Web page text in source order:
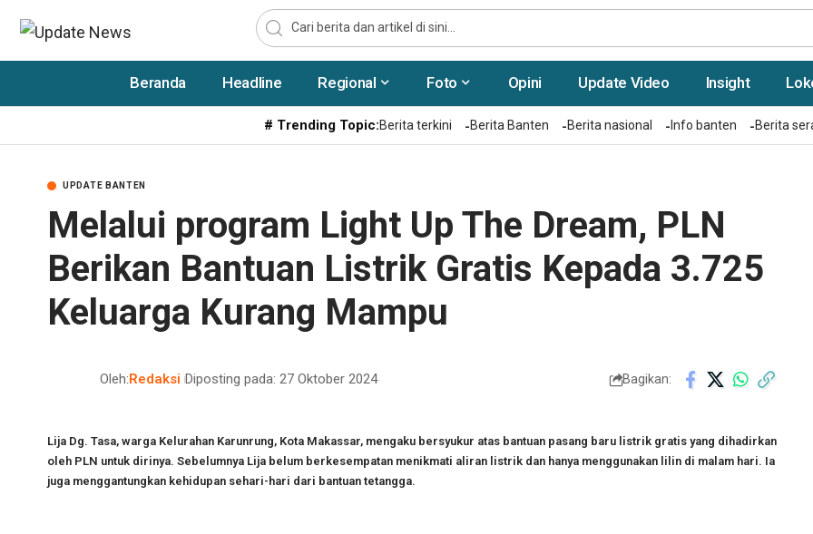
Beranda Headline Regional Foto Opini Update Video Insight
# Trending Topic:Berita terkini Berita Banten Berita nasional Info banten Berita
UPDATE BANTEN
Melalui program Light Up The Dream, PLN
Berikan Bantuan Listrik Gratis Kepada 3.725
Keluarga Kurang Mampu
Oleh:Redaksi Diposting pada: 27 Oktober 2024 Bagikan:
Lija Dg. Tasa, warga Kelurahan Karunrung, Kota Makassar, mengaku bersyukur atas bantuan pasang baru listrik gratis yang dihadirkan
oleh PLN untuk dirinya. Sebelumnya Lija belum berkesempatan menikmati aliran listrik dan hanya menggunakan lilin di malam hari. Ia
juga menggantungkan kehidupan sehari-hari dari bantuan tetangga.